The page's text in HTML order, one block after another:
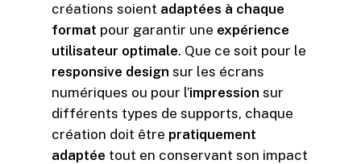
créations soient adaptées à chaque
format pour garantir une expérience
utilisateur optimale. Que ce soit pour le
responsive design sur les écrans
numériques ou pour l’impression sur
différents types de supports, chaque
création doit être pratiquement
adaptée tout en conservant son impact